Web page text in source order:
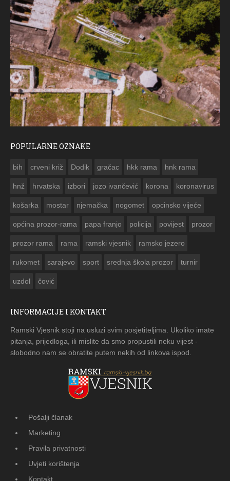
POPULARNE OZNAKE
bih crveni križ Dodik gračac hkk rama hnk rama
hnž hrvatska izbori jozo ivančević korona koronavirus
košarka mostar njemačka nogomet opcinsko vijeće
općina prozor-rama papa franjo policija povijest prozor
prozor rama rama ramski vjesnik ramsko jezero
rukomet sarajevo sport srednja škola prozor turnir
uzdol čović
INFORMACIJE I KONTAKT
Ramski Vjesnik stoji na usluzi svim posjetiteljima. Ukoliko imate
pitanja, prijedloga, ili mislite da smo propustili neku vijest -
slobodno nam se obratite putem nekih od linkova ispod.
Pošalji članak
Marketing
Pravila privatnosti
Uvjeti korištenja
Kontakt